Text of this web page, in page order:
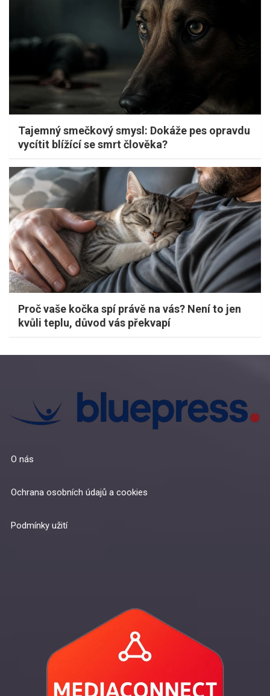
Tajemný smečkový smysl: Dokáže pes opravdu
vycítit blížící se smrt člověka?
Proč vaše kočka spí právě na vás? Není to jen
kvůli teplu, důvod vás překvapí
O nás
Ochrana osobních údajů a cookies
Podmínky užití